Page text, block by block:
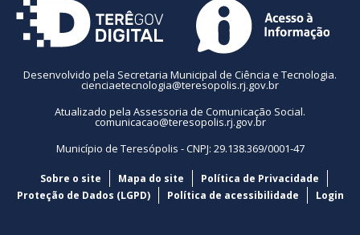
Desenvolvido pela Secretaria Municipal de Ciência e Tecnologia.
cienciaetecnologia@teresopolis.rj.gov.br
Atualizado pela Assessoria de Comunicação Social.
comunicacao@teresopolis.rj.gov.br
Município de Teresópolis - CNPJ: 29.138.369/0001-47
Sobre o site Mapa do site
Política de Privacidade
Proteção de Dados (LGPD)
Política de acessibilidade Login